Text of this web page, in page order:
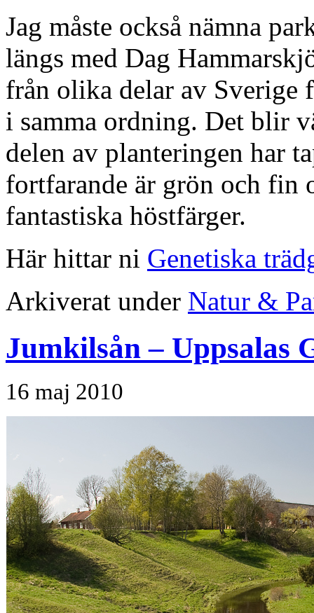
Jag måste också nämna
längs med Dag
från olika delar av Sverige
i samma ordning. Det blir
delen av planteringen har
fortfarande är grön och fin
fantastiska höstfärger.
Här hittar ni Genetiska
Arkiverat under Natur &
Jumkilsån – Uppsalas
16 maj 2010